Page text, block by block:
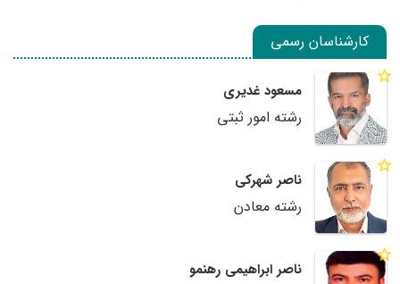
کارشناسان رسمی
مسعود غدیری
رشته امور ثبتی
ناصر شهرکی
رشته معادن
ناصر ابراهیمی رهنمو